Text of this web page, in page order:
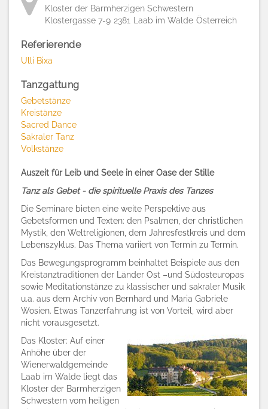
Kloster der Barmherzigen Schwestern
Klostergasse 7-9 2381 Laab im Walde Österreich
Referierende
Ulli Bixa
Tanzgattung
Gebetstänze
Kreistänze
Sacred Dance
Sakraler Tanz
Volkstänze
Auszeit für Leib und Seele in einer Oase der Stille
Tanz als Gebet - die spirituelle Praxis des Tanzes
Die Seminare bieten eine weite Perspektive aus
Gebetsformen und Texten: den Psalmen, der christlichen
Mystik, den Weltreligionen, dem Jahresfestkreis und dem
Lebenszyklus. Das Thema variiert von Termin zu Termin.
Das Bewegungsprogramm beinhaltet Beispiele aus den
Kreistanztraditionen der Länder Ost –und Südosteuropas
sowie Meditationstänze zu klassischer und sakraler Musik
u.a. aus dem Archiv von Bernhard und Maria Gabriele
Wosien. Etwas Tanzerfahrung ist von Vorteil, wird aber
nicht vorausgesetzt.
Das Kloster: Auf einer
Anhöhe über der
Wienerwaldgemeinde
Laab im Walde liegt das
Kloster der Barmherzigen
Schwestern vom heiligen